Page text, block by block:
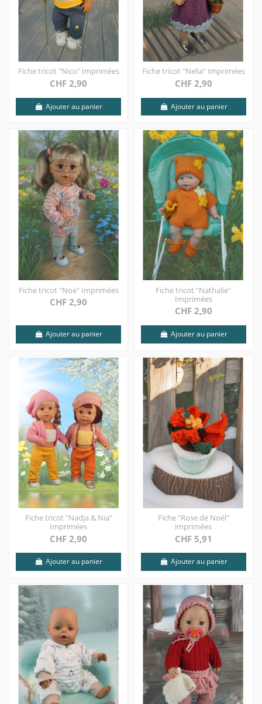
Fiche tricot "Nico" Imprimées
CHF 2,90
Ajouter au panier
Fiche tricot "Nelia" Imprimées
CHF 2,90
Ajouter au panier
Fiche tricot "Noe" Imprimées
CHF 2,90
Ajouter au panier
Fiche tricot "Nathalie"
Imprimées
CHF 2,90
Ajouter au panier
Fiche tricot "Nadja & Nia"
Imprimées
CHF 2,90
Ajouter au panier
Fiche "Rose de Noël"
imprimées
CHF 5,91
Ajouter au panier